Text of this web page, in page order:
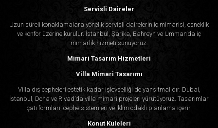
Servisli Daireler
Uzun süreli konaklamalara yönelik servisli dairelerin iç mimarisi, esneklik
ve konfor üzerine kurulur. İstanbul, Şarika, Bahreyn ve Umman’da iç
mimarlık hizmeti sunuyoruz.
Mimari Tasarım Hizmetleri
Villa Mimari Tasarımı
Villa dış cepheleri estetik kadar işlevselliği de yansıtmalıdır. Dubai,
İstanbul, Doha ve Riyad’da villa mimari projeleri yürütüyoruz. Tasarımlar
çatı formları, cephe sistemleri ve iklim odaklı planlama içerir.
Konut Kuleleri